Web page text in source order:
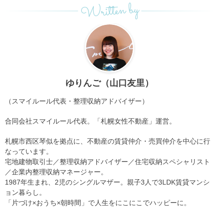
Written by
ゆりんご（山口友里）
（スマイルール代表・整理収納アドバイザー）
合同会社スマイルール代表。「札幌女性不動産」運営。
札幌市西区琴似を拠点に、不動産の賃貸仲介・売買仲介を中心に行
なっています。
宅地建物取引士／整理収納アドバイザー／住宅収納スペシャリスト
／企業内整理収納マネージャー。
1987年生まれ、2児のシングルマザー。親子3人で3LDK賃貸マンシ
ョン暮らし。
「片づけ×おうち×朝時間」で人生をにこにこでハッピーに。